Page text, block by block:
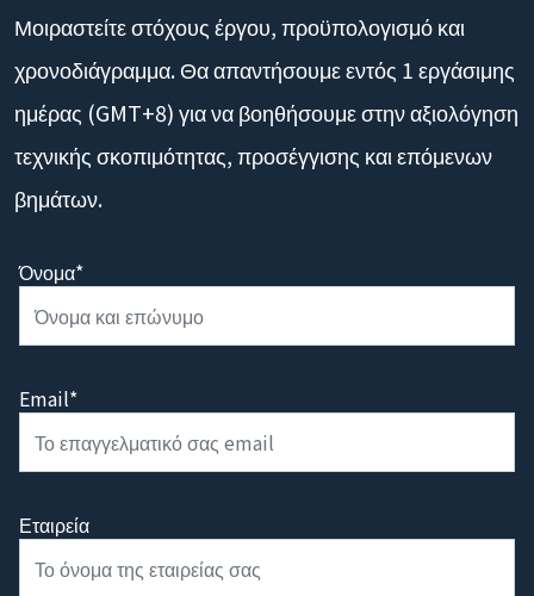
Μοιραστείτε στόχους έργου, προϋπολογισμό και
χρονοδιάγραμμα. Θα απαντήσουμε εντός 1 εργάσιμης
ημέρας (GMT+8) για να βοηθήσουμε στην αξιολόγηση
τεχνικής σκοπιμότητας, προσέγγισης και επόμενων
βημάτων.
Όνομα*
Email*
Εταιρεία